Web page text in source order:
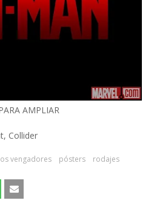
AMPLIAR
Collider
vengadores pósters rodajes